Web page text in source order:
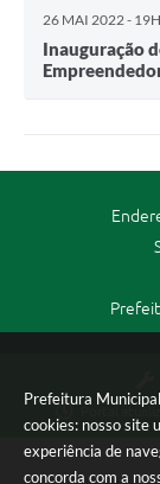
Prefeitura
cookies: nosso site
experiência de
concorda com a
26 MAI 2022 -
Inauguração
Portal